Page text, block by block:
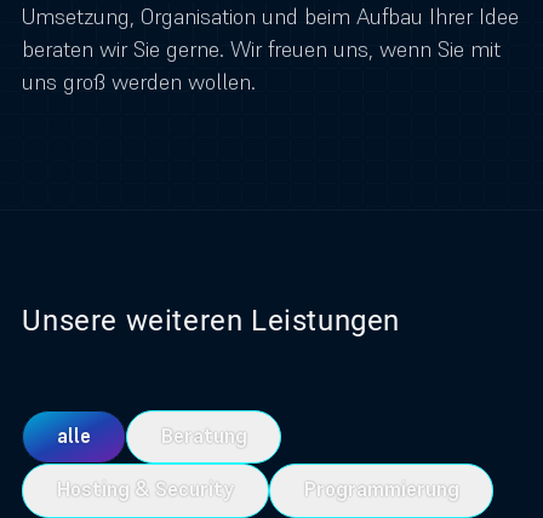
Umsetzung, Organisation und beim Aufbau Ihrer Idee
beraten wir Sie gerne. Wir freuen uns, wenn Sie mit
uns groß werden wollen.
Unsere weiteren Leistungen
alle Beratung
Hosting & Security Programmierung
Wir kümmern uns darum, dass Ihre Systeme
miteinander reden.